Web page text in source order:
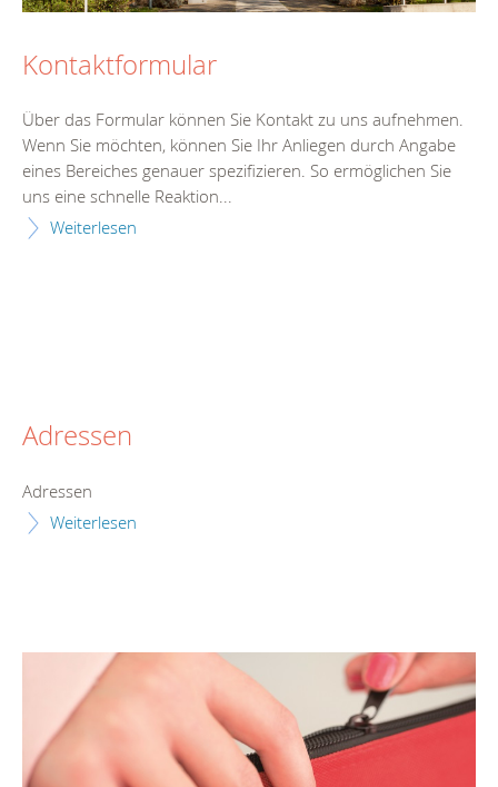
Kontaktformular
Über das Formular können Sie Kontakt zu uns aufnehmen.
Wenn Sie möchten, können Sie Ihr Anliegen durch Angabe
eines Bereiches genauer spezifizieren. So ermöglichen Sie
uns eine schnelle Reaktion...
Weiterlesen
Adressen
Adressen
Weiterlesen